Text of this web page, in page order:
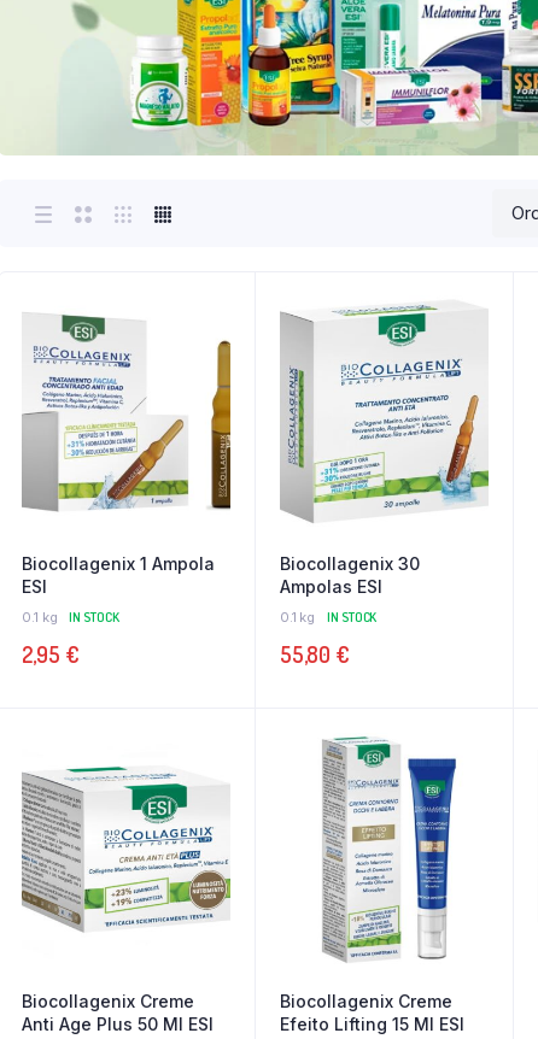
Biocollagenix 1 Ampola
ESI
0.1 kg IN STOCK
2,95 €
Biocollagenix 30
Ampolas ESI
0.1 kg IN STOCK
55,80 €
Biocollagenix Creme
Anti Age Plus 50 Ml ESI
Biocollagenix Creme
Efeito Lifting 15 Ml ESI